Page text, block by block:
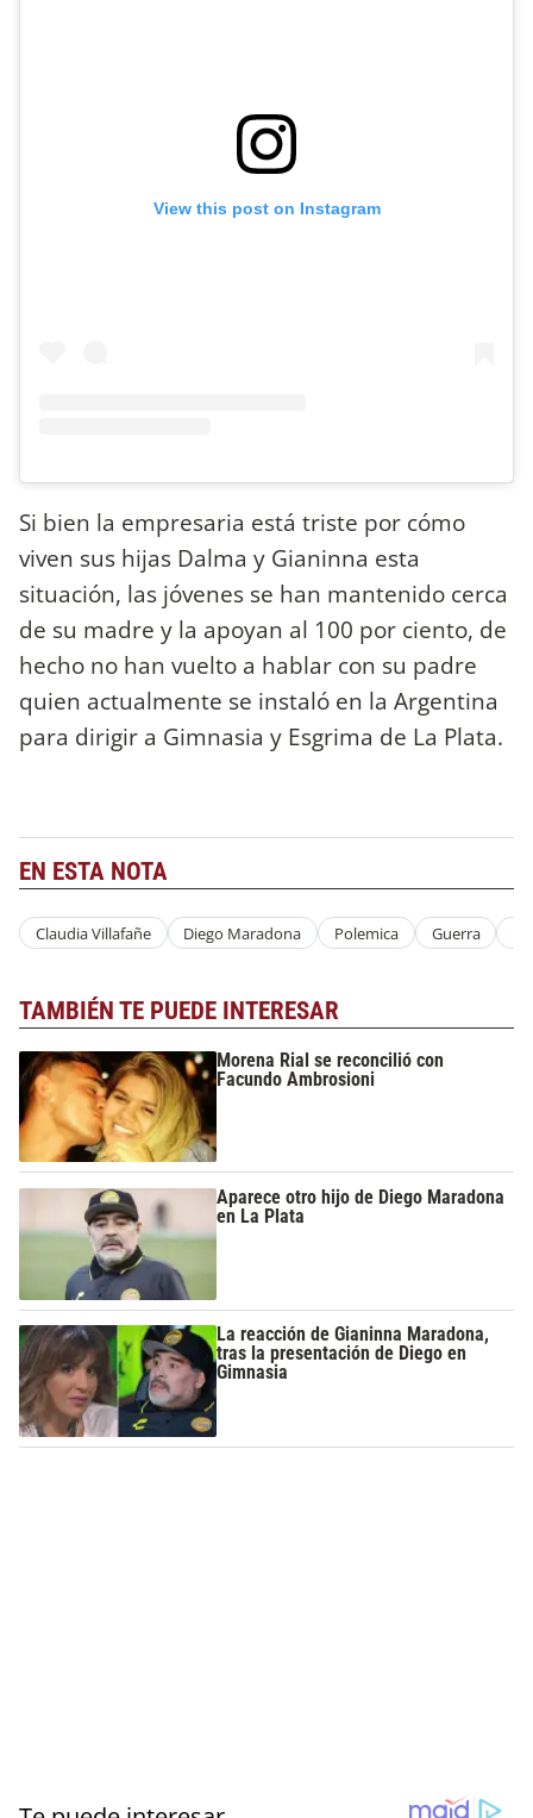
View this post on Instagram
Si bien la empresaria está triste por cómo
viven sus hijas Dalma y Gianinna esta
situación, las jóvenes se han mantenido cerca
de su madre y la apoyan al 100 por ciento, de
hecho no han vuelto a hablar con su padre
quien actualmente se instaló en la Argentina
para dirigir a Gimnasia y Esgrima de La Plata.
EN ESTA NOTA
Claudia Villafañe Diego Maradona Polemica Guerra
TAMBIÉN TE PUEDE INTERESAR
Morena Rial se reconcilió con
Facundo Ambrosioni
Aparece otro hijo de Diego Maradona
en La Plata
La reacción de Gianinna Maradona,
tras la presentación de Diego en
Gimnasia